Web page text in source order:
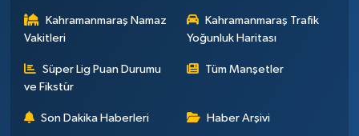
Kahramanmaraş Namaz
Vakitleri
Kahramanmaraş Trafik
Yoğunluk Haritası
Süper Lig Puan Durumu
ve Fikstür
Tüm Manşetler
Son Dakika Haberleri Haber Arşivi